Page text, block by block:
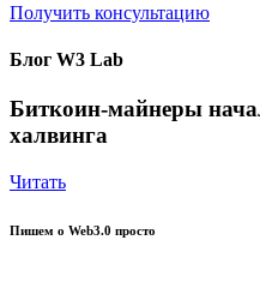
Получить консультацию
Блог W3 Lab
Биткоин-майнеры
халвинга
Читать
Пишем о Web3.0 просто